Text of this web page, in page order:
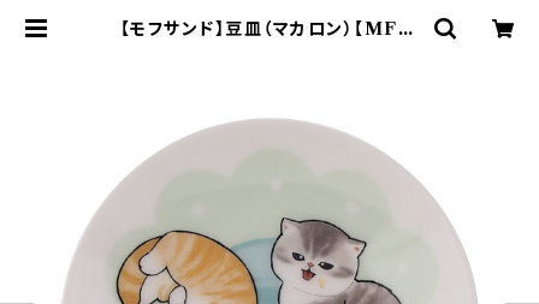
【モフサンド】豆皿（マカロン）【MFS1